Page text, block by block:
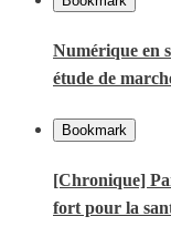
Numérique en
étude de
Bookmark
[Chronique]
fort pour la